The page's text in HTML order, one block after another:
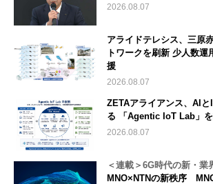
2026.08.07
アライドテレシス、三原
トワークを刷新 少人数運
援
2026.08.07
ZETAアライアンス、AI
る 「Agentic IoT Lab」
2026.08.07
＜連載＞6G時代の新・業
MNO×NTNの新秩序